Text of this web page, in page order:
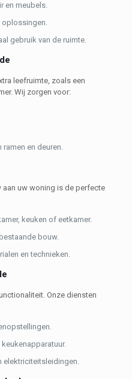
en meubels.
oplossingen.
gebruik van de ruimte.
leefruimte, zoals een
Wij zorgen voor:
ramen en deuren.
aan uw woning is de perfecte
keuken of eetkamer.
bouw.
en technieken.
Onze diensten
elektriciteitsleidingen.